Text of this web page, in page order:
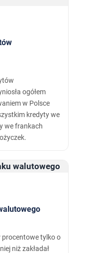
ogółem
w Polsce
kredyty we
we frankach
procentowe tylko o
niż zakładał